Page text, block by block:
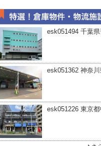
esk051494 千葉
esk051362 神奈
esk051226 東京